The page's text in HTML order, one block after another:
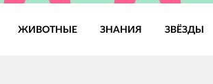
ЖИВОТНЫЕ ЗНАНИЯ ЗВЁЗДЫ